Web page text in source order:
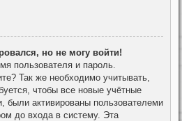
но не могу войти!
пользователя и пароль.
Так же необходимо учитывать,
чтобы все новые учётные
были активированы пользователеми
до входа в систему. Эта